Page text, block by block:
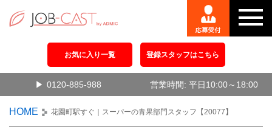
お気に入り一覧 登録スタッフはこちら
0120-885-988 営業時間: 平日10:00～18:00
HOME 花園町駅すぐ｜スーパーの青果部門スタッフ【20077】